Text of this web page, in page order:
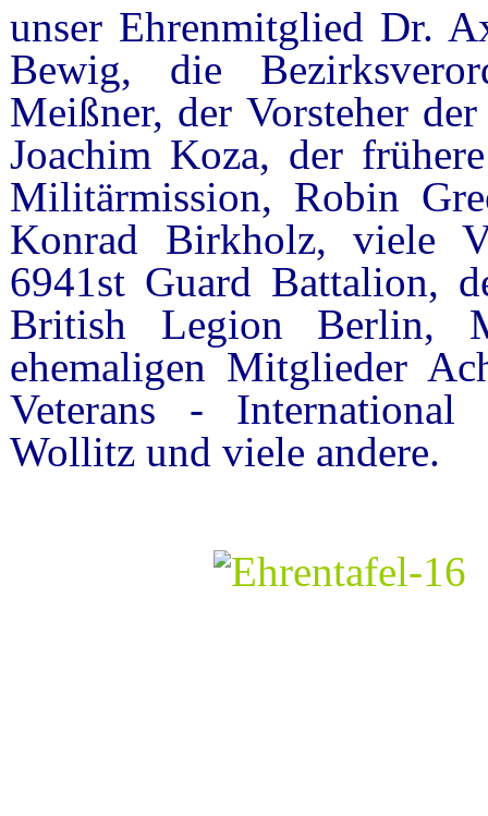
unser Ehrenmitglied Dr.
Bewig, die
Meißner, der Vorsteher
Joachim Koza, der
Militärmission, Robin
Konrad Birkholz, viele
6941st Guard Battalion,
British Legion Berlin,
ehemaligen Mitglieder
Veterans -
Wollitz und viele andere.